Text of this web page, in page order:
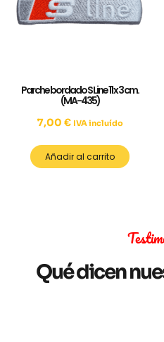
Parche bordado S Line 11 x 3 cm.
(MA-435)
7,00 € IVA incluído
Añadir al carrito
Qué dicen